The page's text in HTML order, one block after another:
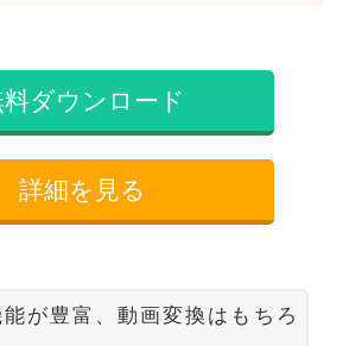
ダウンロード
詳細を見る
が豊富、動画変換はもちろ